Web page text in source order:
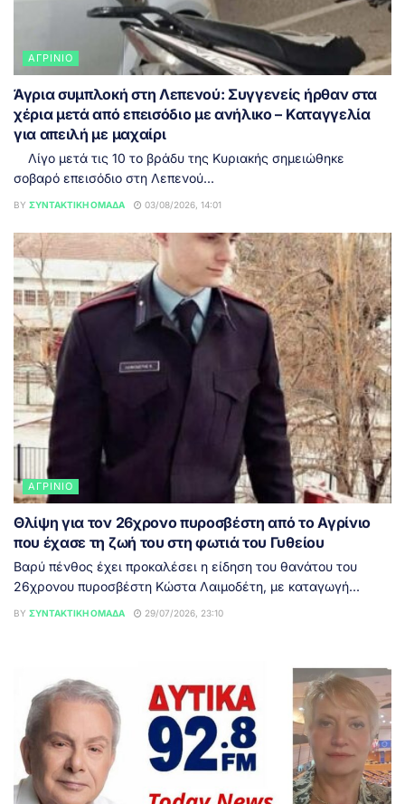
ΑΓΡΊΝΙΟ
Άγρια συμπλοκή στη Λεπενού: Συγγενείς ήρθαν στα
χέρια μετά από επεισόδιο με ανήλικο – Καταγγελία
για απειλή με μαχαίρι
Λίγο μετά τις 10 το βράδυ της Κυριακής σημειώθηκε
σοβαρό επεισόδιο στη Λεπενού...
BY ΣΥΝΤΑΚΤΙΚΉ ΟΜΆΔΑ 03/08/2026, 14:01
ΑΓΡΊΝΙΟ
Θλίψη για τον 26χρονο πυροσβέστη από το Αγρίνιο
που έχασε τη ζωή του στη φωτιά του Γυθείου
Βαρύ πένθος έχει προκαλέσει η είδηση του θανάτου του
26χρονου πυροσβέστη Κώστα Λαιμοδέτη, με καταγωγή...
BY ΣΥΝΤΑΚΤΙΚΉ ΟΜΆΔΑ 29/07/2026, 23:10